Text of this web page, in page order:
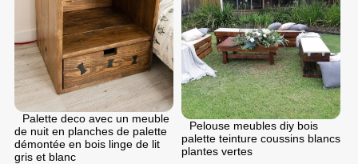
Palette deco avec un meuble
de nuit en planches de palette
démontée en bois linge de lit
gris et blanc
Pelouse meubles diy bois
palette teinture coussins blancs
plantes vertes